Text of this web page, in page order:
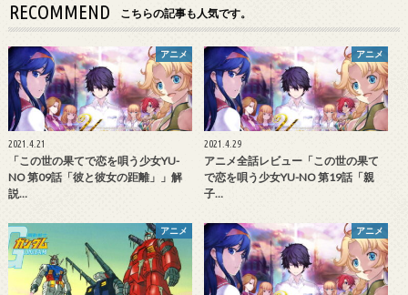
RECOMMEND こちらの記事も人気です。
アニメ
2021.4.21
「この世の果てで恋を唄う少女YU-
NO 第09話「彼と彼女の距離」」解
説…
アニメ
2021.4.29
アニメ全話レビュー「この世の果て
で恋を唄う少女YU-NO 第19話「親
子…
アニメ アニメ